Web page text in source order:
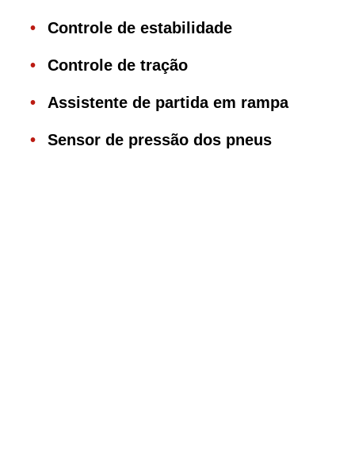
Controle de estabilidade
Controle de tração
Assistente de partida em rampa
Sensor de pressão dos pneus